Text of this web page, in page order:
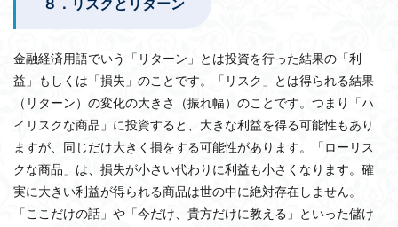
金融経済用語でいう「リターン」とは投資を行った結果の「利
益」もしくは「損失」のことです。「リスク」とは得られる結果
（リターン）の変化の大きさ（振れ幅）のことです。つまり「ハ
イリスクな商品」に投資すると、大きな利益を得る可能性もあり
ますが、同じだけ大きく損をする可能性があります。「ローリス
クな商品」は、損失が小さい代わりに利益も小さくなります。確
実に大きい利益が得られる商品は世の中に絶対存在しません。
「ここだけの話」や「今だけ、貴方だけに教える」といった儲け